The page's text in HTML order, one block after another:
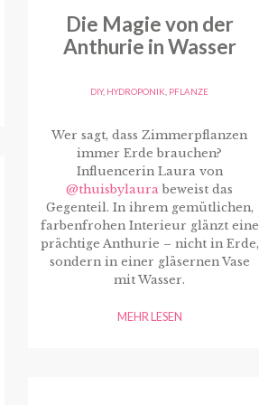
Die Magie von der
Anthurie in Wasser
DIY, HYDROPONIK PFLANZE
Wer sagt, dass Zimmerpflanzen
immer Erde brauchen?
Influencerin Laura von
@thuisbylaura beweist das
Gegenteil. In ihrem gemütlichen,
farbenfrohen Interieur glänzt eine
prächtige Anthurie – nicht in Erde,
sondern in einer gläsernen Vase
mit Wasser.
MEHR LESEN